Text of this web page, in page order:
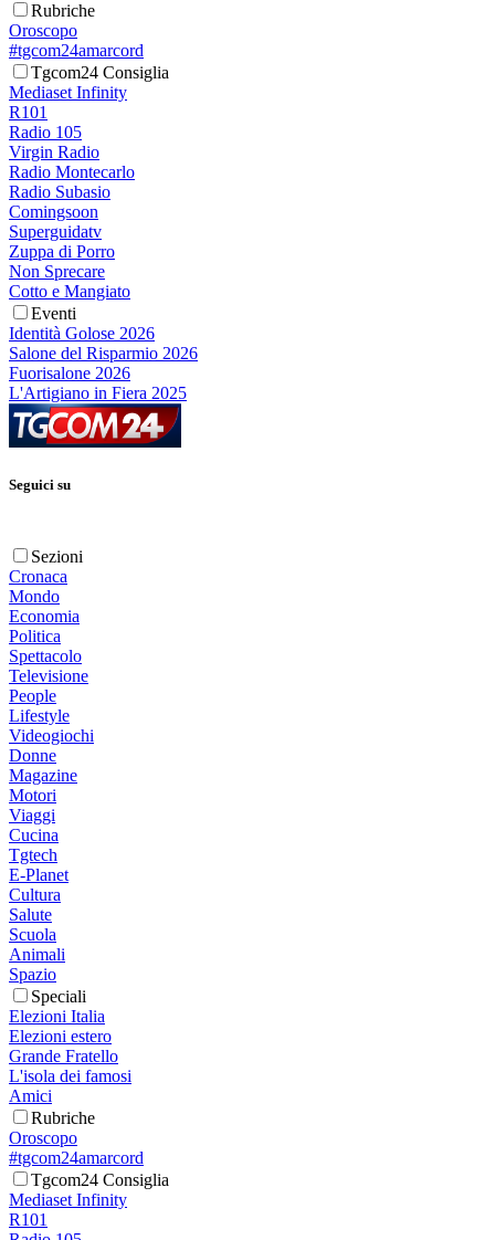
Rubriche
Oroscopo
#tgcom24amarcord
Tgcom24 Consiglia
Mediaset Infinity
R101
Radio 105
Virgin Radio
Radio Montecarlo
Radio Subasio
Comingsoon
Superguidatv
Zuppa di Porro
Non Sprecare
Cotto e Mangiato
Eventi
Identità Golose 2026
Salone del Risparmio 2026
Fuorisalone 2026
L'Artigiano in Fiera 2025
Seguici su
Sezioni
Cronaca
Mondo
Economia
Politica
Spettacolo
Televisione
People
Lifestyle
Videogiochi
Donne
Magazine
Motori
Viaggi
Cucina
Tgtech
E-Planet
Cultura
Salute
Scuola
Animali
Spazio
Speciali
Elezioni Italia
Elezioni estero
Grande Fratello
L'isola dei famosi
Amici
Rubriche
Oroscopo
#tgcom24amarcord
Tgcom24 Consiglia
Mediaset Infinity
R101